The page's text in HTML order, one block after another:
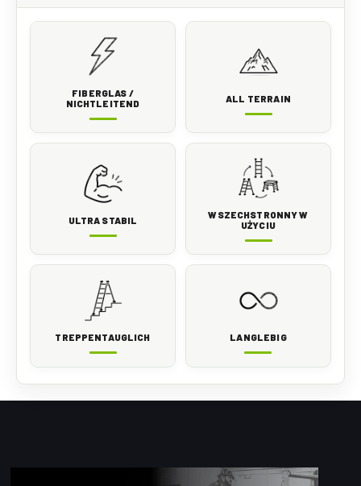
FIBERGLAS /
NICHTLEITEND
ALL TERRAIN
ULTRA STABIL
WSZECHSTRONNY W
UŻYCIU
TREPPENTAUGLICH LANGLEBIG